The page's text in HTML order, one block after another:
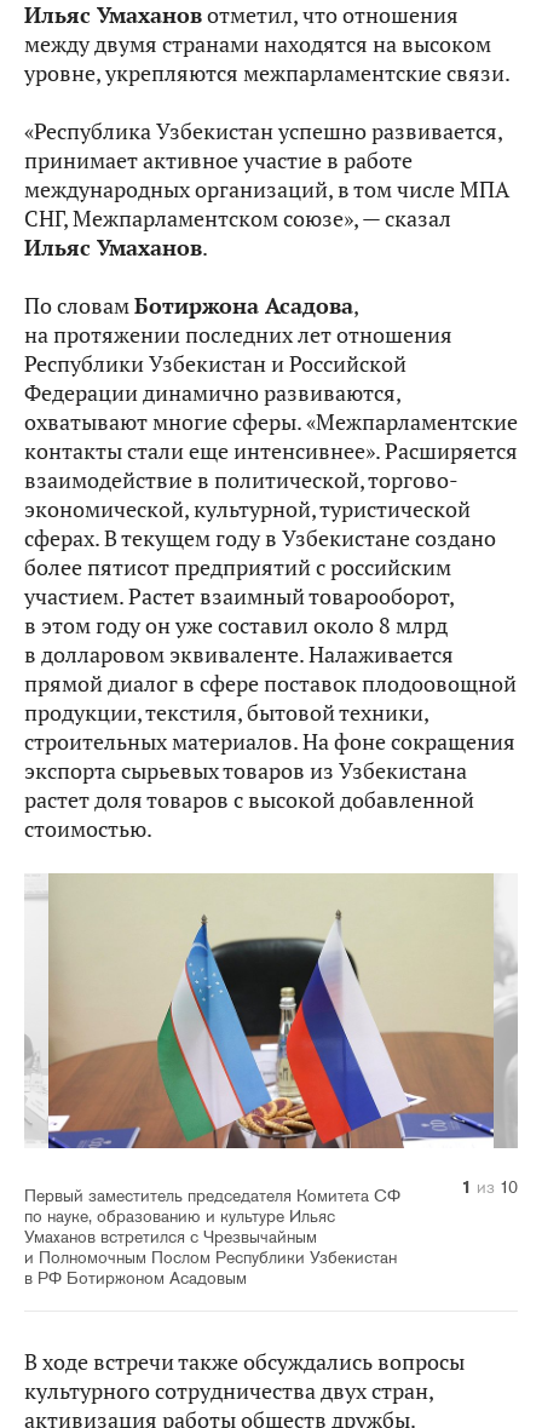
Ильяс Умахановотметил, что отношения
между двумя странами находятся на высоком
уровне, укрепляются межпарламентские связи.
«Республика Узбекистан успешно развивается,
принимает активное участие в работе
международных организаций, в том числе МПА
СНГ, Межпарламентском союзе», — сказал
Ильяс Умаханов.
По словамБотиржона Асадова,
на протяжении последних лет отношения
Республики Узбекистан и Российской
Федерации динамично развиваются,
охватывают многие сферы. «Межпарламентские
контакты стали еще интенсивнее». Расширяется
взаимодействие в политической, торгово-
экономической, культурной, туристической
сферах. В текущем году в Узбекистане создано
более пятисот предприятий с российским
участием. Растет взаимный товарооборот,
в этом году он уже составил около 8 млрд
в долларовом эквиваленте. Налаживается
прямой диалог в сфере поставок плодоовощной
продукции, текстиля, бытовой техники,
строительных материалов. На фоне сокращения
экспорта сырьевых товаров из Узбекистана
растет доля товаров с высокой добавленной
стоимостью.
Первый заместитель председателя Комитета СФ
по науке, образованию и культуре Ильяс
Умаханов встретился с Чрезвычайным
и Полномочным Послом Республики Узбекистан
в РФ Ботиржоном Асадовым
1 из 10
2 из 10
3 из 10
4 из 10
5 из 10
6 из 10
7 из 10
8 из 10
9 из 10
10 из 10
В ходе встречи также обсуждались вопросы
культурного сотрудничества двух стран,
активизация работы обществ дружбы.